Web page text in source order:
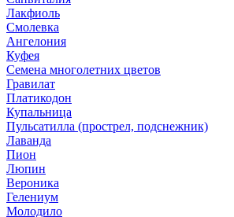
Лакфиоль
Смолевка
Ангелония
Куфея
Семена многолетних цветов
Гравилат
Платикодон
Купальница
Пульсатилла (прострел, подснежник)
Лаванда
Пион
Люпин
Вероника
Гелениум
Молодило